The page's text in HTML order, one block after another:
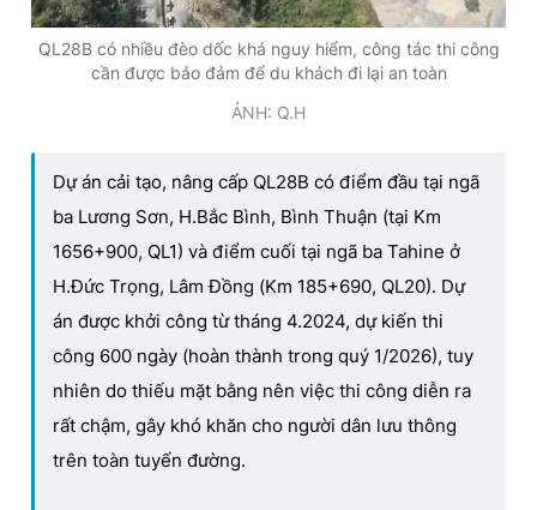
QL28B có nhiều đèo dốc khá nguy hiểm, công tác thi công
cần được bảo đảm để du khách đi lại an toàn
ẢNH: Q.H
Dự án cải tạo, nâng cấp QL28B có điểm đầu tại ngã
ba Lương Sơn, H.Bắc Bình, Bình Thuận (tại Km
1656+900, QL1) và điểm cuối tại ngã ba Tahine ở
H.Đức Trọng, Lâm Đồng (Km 185+690, QL20). Dự
án được khởi công từ tháng 4.2024, dự kiến thi
công 600 ngày (hoàn thành trong quý 1/2026), tuy
nhiên do thiếu mặt bằng nên việc thi công diễn ra
rất chậm, gây khó khăn cho người dân lưu thông
trên toàn tuyến đường.